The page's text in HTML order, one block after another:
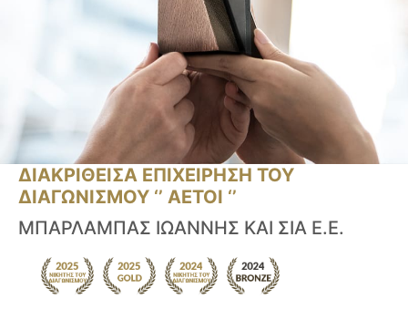
ΔΙΑΚΡΙΘΕΙΣΑ ΕΠΙΧΕΙΡΗΣΗ ΤΟΥ
ΔΙΑΓΩΝΙΣΜΟΥ ‘’ ΑΕΤΟΙ ‘’
ΜΠΑΡΛΑΜΠΑΣ ΙΩΑΝΝΗΣ ΚΑΙ ΣΙΑ Ε.Ε.